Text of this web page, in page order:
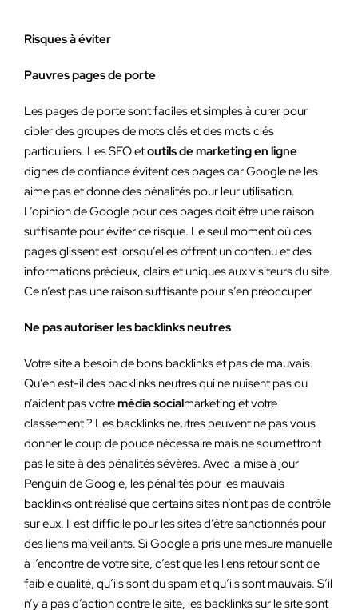
Risques à éviter
Pauvres pages de porte
Les pages de porte sont faciles et simples à curer pour
cibler des groupes de mots clés et des mots clés
particuliers. Les SEO etoutils de marketing en ligne
dignes de confiance évitent ces pages car Google ne les
aime pas et donne des pénalités pour leur utilisation.
L’opinion de Google pour ces pages doit être une raison
suffisante pour éviter ce risque. Le seul moment où ces
pages glissent est lorsqu’elles offrent un contenu et des
informations précieux, clairs et uniques aux visiteurs du site.
Ce n’est pas une raison suffisante pour s’en préoccuper.
Ne pas autoriser les backlinks neutres
Votre site a besoin de bons backlinks et pas de mauvais.
Qu’en est-il des backlinks neutres qui ne nuisent pas ou
n’aident pas votremédia socialmarketing et votre
classement ? Les backlinks neutres peuvent ne pas vous
donner le coup de pouce nécessaire mais ne soumettront
pas le site à des pénalités sévères. Avec la mise à jour
Penguin de Google, les pénalités pour les mauvais
backlinks ont réalisé que certains sites n’ont pas de contrôle
sur eux. Il est difficile pour les sites d’être sanctionnés pour
des liens malveillants. Si Google a pris une mesure manuelle
à l’encontre de votre site, c’est que les liens retour sont de
faible qualité, qu’ils sont du spam et qu’ils sont mauvais. S’il
n’y a pas d’action contre le site, les backlinks sur le site sont